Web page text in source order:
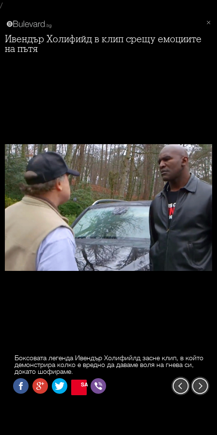
/
Ивендър Холифийд в клип срещу емоциите
на пътя
Боксовата легенда Ивендър Холифийлд засне клип, в който
демонстрира колко е вредно да даваме воля на гнева си,
докато шофираме.
SAVE